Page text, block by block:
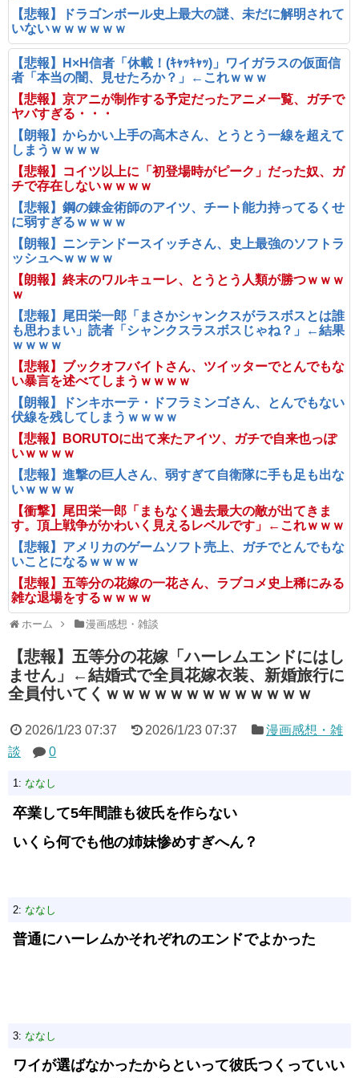
【悲報】ドラゴンボール史上最大の謎、未だに解明されて
いないｗｗｗｗｗｗ
【悲報】H×H信者「休載！(ｷｬｯｷｬｯ)」ワイガラスの仮面信
者「本当の闇、見せたろか？」←これｗｗｗ
【悲報】京アニが制作する予定だったアニメ一覧、ガチで
ヤバすぎる・・・
【朗報】からかい上手の高木さん、とうとう一線を超えて
しまうｗｗｗｗ
【悲報】コイツ以上に「初登場時がピーク」だった奴、ガ
チで存在しないｗｗｗｗ
【悲報】鋼の錬金術師のアイツ、チート能力持ってるくせ
に弱すぎるｗｗｗｗ
【朗報】ニンテンドースイッチさん、史上最強のソフトラ
ッシュへｗｗｗｗ
【朗報】終末のワルキューレ、とうとう人類が勝つｗｗｗ
ｗ
【悲報】尾田栄一郎「まさかシャンクスがラスボスとは誰
も思わまい」読者「シャンクスラスボスじゃね？」←結果
ｗｗｗｗ
【悲報】ブックオフバイトさん、ツイッターでとんでもな
い暴言を述べてしまうｗｗｗｗ
【朗報】ドンキホーテ・ドフラミンゴさん、とんでもない
伏線を残してしまうｗｗｗｗ
【悲報】BORUTOに出て来たアイツ、ガチで自来也っぽ
いｗｗｗｗ
【悲報】進撃の巨人さん、弱すぎて自衛隊に手も足も出な
いｗｗｗｗ
【衝撃】尾田栄一郎「まもなく過去最大の敵が出てきま
す。頂上戦争がかわいく見えるレベルです」←これｗｗｗ
【悲報】アメリカのゲームソフト売上、ガチでとんでもな
いことになるｗｗｗｗ
【悲報】五等分の花嫁の一花さん、ラブコメ史上稀にみる
雑な退場をするｗｗｗｗ
ホーム 漫画感想・雑談
【悲報】五等分の花嫁「ハーレムエンドにはし
ません」←結婚式で全員花嫁衣装、新婚旅行に
全員付いてくｗｗｗｗｗｗｗｗｗｗｗｗｗ
2026/1/23 07:37 2026/1/23 07:37
漫画感想・雑
談
0
1: ななし
卒業して5年間誰も彼氏を作らない
いくら何でも他の姉妹惨めすぎへん？
2: ななし
普通にハーレムかそれぞれのエンドでよかった
3: ななし
ワイが選ばなかったからといって彼氏つくっていい